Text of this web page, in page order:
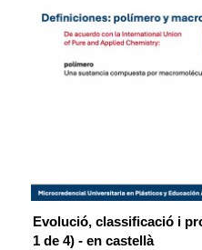
Evolució, classificació i
1 de 4) - en castellà